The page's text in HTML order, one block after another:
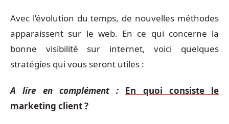
Avec l’évolution du temps, de nouvelles méthodes
apparaissent sur le web. En ce qui concerne la
bonne visibilité sur internet, voici quelques
stratégies qui vous seront utiles :
A lire en complément :
En quoi consiste le
marketing client ?